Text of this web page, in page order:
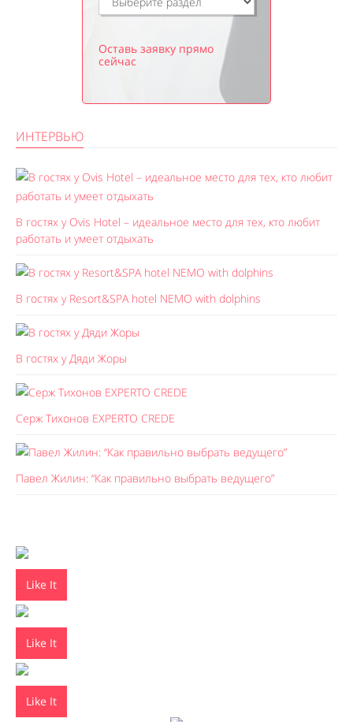
Оставь заявку прямо
сейчас
ИНТЕРВЬЮ
В гостях у Ovis Hotel – идеальное место для тех, кто любит
работать и умеет отдыхать
В гостях у Resort&SPA hotel NEMO with dolphins
В гостях у Дяди Жоры
Серж Тихонов EXPERTO CREDE
Павел Жилин: “Как правильно выбрать ведущего”
Like It
Like It
Like It